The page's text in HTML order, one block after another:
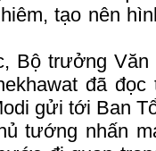
tạo nên
Bộ trưởng
đã
gửi tới Ban
tướng nhấn